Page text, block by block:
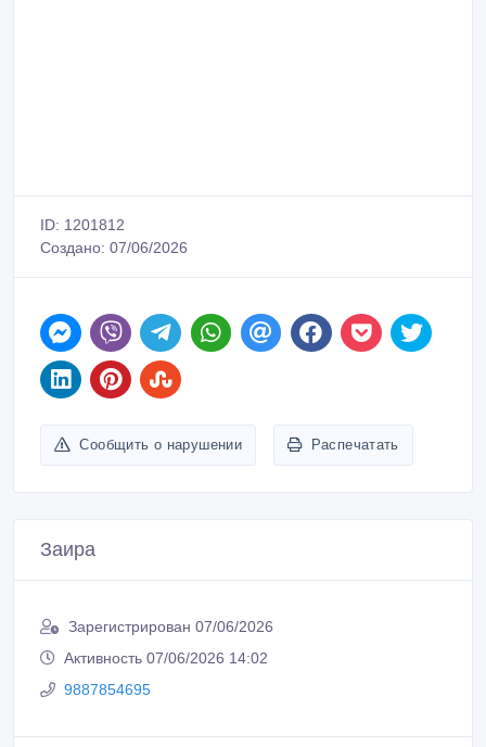
ID: 1201812
Создано: 07/06/2026
Сообщить о нарушении Распечатать
Заира
Зарегистрирован 07/06/2026
Активность 07/06/2026 14:02
9887854695